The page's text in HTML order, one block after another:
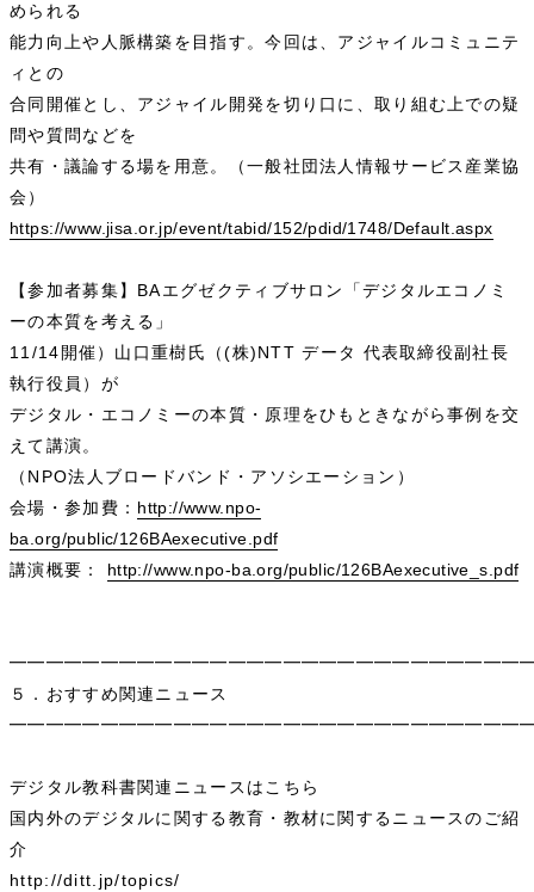
められる
能力向上や人脈構築を目指す。今回は、アジャイルコミュニテ
ィとの
合同開催とし、アジャイル開発を切り口に、取り組む上での疑
問や質問などを
共有・議論する場を用意。（一般社団法人情報サービス産業協
会）
https://www.jisa.or.jp/event/tabid/152/pdid/1748/Default.aspx
【参加者募集】BAエグゼクティブサロン「デジタルエコノミ
ーの本質を考える」
11/14開催）山口重樹氏（(株)NTT データ 代表取締役副社長
執行役員）が
デジタル・エコノミーの本質・原理をひもときながら事例を交
えて講演。
（NPO法人ブロードバンド・アソシエーション）
会場・参加費： http://www.npo-
ba.org/public/126BAexecutive.pdf
講演概要： http://www.npo-ba.org/public/126BAexecutive_s.pdf
５．おすすめ関連ニュース
デジタル教科書関連ニュースはこちら
国内外のデジタルに関する教育・教材に関するニュースのご紹
介
http://ditt.jp/topics/